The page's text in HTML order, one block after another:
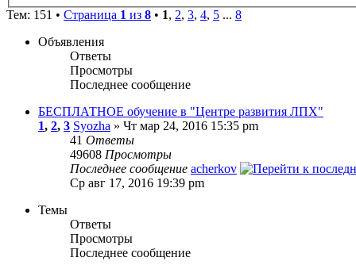
Тем: 151 • Страница 1 из 8 • 1, 2, 3, 4, 5 ... 8
Объявления
Ответы
Просмотры
Последнее сообщение
БЕСПЛАТНОЕ обучение в "Центре развития ЛПХ"
1, 2, 3 Syozha » Чт мар 24, 2016 15:35 pm
41 Ответы
49608 Просмотры
Последнее сообщение acherkov
Ср авг 17, 2016 19:39 pm
Темы
Ответы
Просмотры
Последнее сообщение